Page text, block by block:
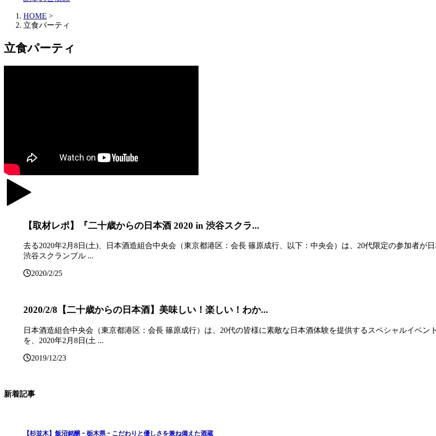
HOME >
立食パーティ
立食パーティ
【取材レポ】『二十歳からの日本酒 2020 in 渋谷スクラ...
去る2020年2月8日(土)、日本酒造組合中央会（東京都港区：会長 篠原成行、以下：中央会）は、20代限定の参加者が
渋谷スクランブル ...
2020/2/25
2020/2/8【二十歳からの日本酒】美味しい！楽しい！わか...
日本酒造組合中央会（東京都港区：会長 篠原成行）は、20代の皆様に素敵な日本酒体験を提供するスペシャルイベン
を、2020年2月8日(土 ...
2019/12/23
新着記事
【杉並木】飯沼銘醸 ｰ 栃木県 ｰ こだわりと優しさを兼ね備えた酒蔵